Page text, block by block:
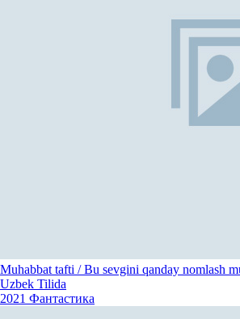
Muhabbat tafti / Bu sevgini qanday nomlash
Uzbek Tilida
2021 Фантастика